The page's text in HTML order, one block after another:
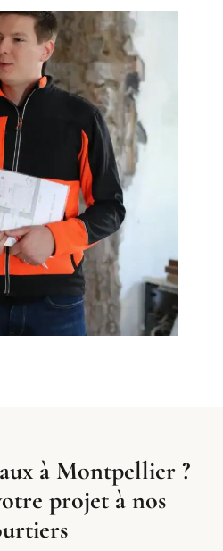
à Montpellier ?
projet à nos